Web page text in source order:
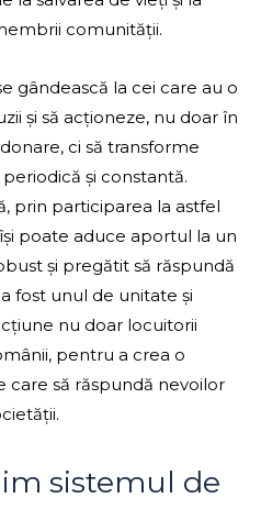
comunității.
gândească la cei care au o
și să acționeze, nu doar în
ci să transforme
și constantă.
prin participarea la astfel
poate aduce aportul la un
și pregătit să răspundă
fost unul de unitate și
nu doar locuitorii
pentru a crea o
care să răspundă nevoilor
sistemul de